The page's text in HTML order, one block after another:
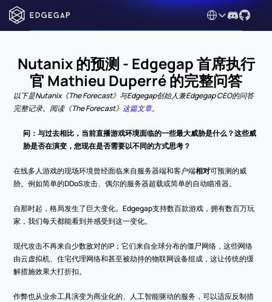
Select Language
Nutanix 的预测 - Edgegap 首席执行
官 Mathieu Duperré 的完整问答
以下是Nutanix《The Forecast》与Edgegap创始人兼Edgegap CEO的问答
完整记录。阅读《The Forecast》 这篇文章。
问：与过去相比，当前直播游戏环境面临的一些最大威胁是什么？这些威
胁是否在演变，您现在是否需要以不同的方式思考？
在线多人游戏的现场环境曾经面临来自服务器端和客户端相对可预测的威
胁。例如简单的DDoS攻击、偶尔的服务器超载或简单的自动瞄准器。
自那时起，格局发生了巨大变化。Edgegap支持数百款游戏，拥有数百万玩
家，我们每天都能看到并感受到这一变化。
现代攻击不再来自少数敌对的IP；它们来自全球分布的僵尸网络，这些网络
由云虚拟机、住宅代理网络和甚至被劫持的物联网设备组成，这让传统的缓
解措施效果大打折扣。
作弊也从业余工具演变为商业化的、人工智能驱动的服务，可以适应反制措